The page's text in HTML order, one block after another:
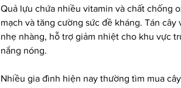
Quả lựu chứa nhiều vitamin và chất chống
mạch và tăng cường sức đề kháng. Tán
nhẹ nhàng, hỗ trợ giảm nhiệt cho khu vực
nắng nóng.
Nhiều gia đình hiện nay thường tìm mua